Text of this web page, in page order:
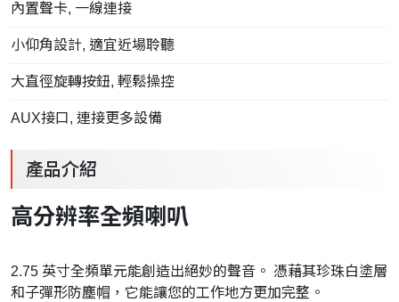
內置聲卡, 一線連接
小仰角設計, 適宜近場聆聽
大直徑旋轉按鈕, 輕鬆操控
AUX接口, 連接更多設備
產品介紹
高分辨率全頻喇叭
2.75 英寸全頻單元能創造出絕妙的聲音。 憑藉其珍珠白塗層
和子彈形防塵帽，它能讓您的工作地方更加完整。